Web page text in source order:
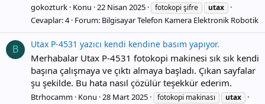
gokozturk Konu 22 Nisan 2025 fotokopi şifre utax
Cevaplar: 4 Forum: Bilgisayar Telefon Kamera Elektronik Robotik
B Utax P-4531 yazıcı kendi kendine basım yapıyor.
Merhabalar Utax P-4531 fotokopi makinesi sık sık kendi
başına çalışmaya ve çıktı almaya başladı. Çıkan sayfalar
şu şekilde. Bu hata nasıl çözülür teşekkür ederim.
Btrhocamm Konu 28 Mart 2025 fotokopi makinası utax